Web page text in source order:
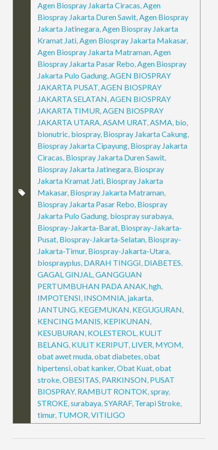
Agen Biospray Jakarta Ciracas,Agen
Biospray Jakarta Duren Sawit,Agen Biospray
Jakarta Jatinegara,Agen Biospray Jakarta
Kramat Jati,Agen Biospray Jakarta Makasar,
Agen Biospray Jakarta Matraman,Agen
Biospray Jakarta Pasar Rebo,Agen Biospray
Jakarta Pulo Gadung,AGEN BIOSPRAY
JAKARTA PUSAT,AGEN BIOSPRAY
JAKARTA SELATAN,AGEN BIOSPRAY
JAKARTA TIMUR,AGEN BIOSPRAY
JAKARTA UTARA,ASAM URAT,ASMA, bio,
bionutric, biospray, Biospray Jakarta Cakung,
Biospray Jakarta Cipayung, Biospray Jakarta
Ciracas, Biospray Jakarta Duren Sawit,
Biospray Jakarta Jatinegara, Biospray
Jakarta Kramat Jati, Biospray Jakarta
Makasar, Biospray Jakarta Matraman,
Biospray Jakarta Pasar Rebo, Biospray
Jakarta Pulo Gadung, biospray surabaya,
Biospray-Jakarta-Barat, Biospray-Jakarta-
Pusat, Biospray-Jakarta-Selatan, Biospray-
Jakarta-Timur, Biospray-Jakarta-Utara,
biosprayplus, DARAH TINGGI, DIABETES,
GAGAL GINJAL,GANGGUAN
PERTUMBUHAN PADA ANAK,hgh,
IMPOTENSI, INSOMNIA, jakarta,
JANTUNG, KEGEMUKAN, KEGUGURAN,
KENCING MANIS, KEPIKUNAN,
KESUBURAN, KOLESTEROL, KULIT
BELANG, KULIT KERIPUT, LIVER, MYOM,
obat awet muda,obat diabetes,obat
hipertensi,obat kanker,Obat Kuat,obat
stroke,OBESITAS, PARKINSON, PUSAT
BIOSPRAY, RAMBUT RONTOK,spray,
STROKE,surabaya,SYARAF, Terapi Stroke,
timur, TUMOR,VITILIGO